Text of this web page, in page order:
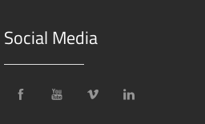
Social Media